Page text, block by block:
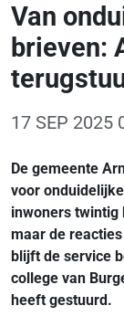
Van
brieven:
17 SEP 2025
De gemeente
voor
inwoners twintig
maar de
blijft de service
college van
heeft gestuurd.